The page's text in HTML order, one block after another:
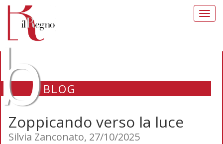
BLOG
Zoppicando verso la luce
Silvia Zanconato, 27/10/2025